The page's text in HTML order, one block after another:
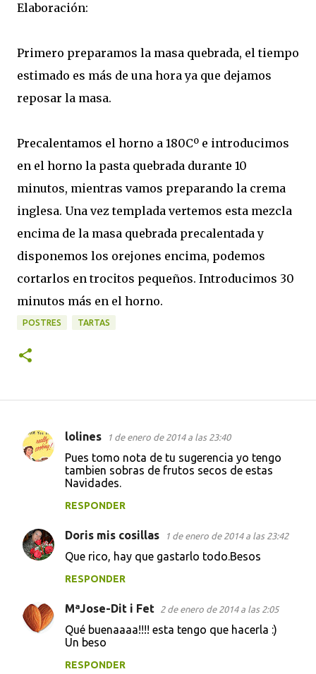
Elaboración:
Primero preparamos la masa quebrada, el tiempo
estimado es más de una hora ya que dejamos
reposar la masa.
Precalentamos el horno a 180Cº e introducimos
en el horno la pasta quebrada durante 10
minutos, mientras vamos preparando la crema
inglesa. Una vez templada vertemos esta mezcla
encima de la masa quebrada precalentada y
disponemos los orejones encima, podemos
cortarlos en trocitos pequeños. Introducimos 30
minutos más en el horno.
POSTRES TARTAS
C
t
o
lolines 1 de enero de 2014 a las 23:40
Pues tomo nota de tu sugerencia yo tengo
tambien sobras de frutos secos de estas
Navidades.
RESPONDER
Doris mis cosillas 1 de enero de 2014 a las 23:42
Que rico, hay que gastarlo todo.Besos
RESPONDER
MªJose-Dit i Fet 2 de enero de 2014 a las 2:05
Qué buenaaaa!!!! esta tengo que hacerla :)
Un beso
RESPONDER